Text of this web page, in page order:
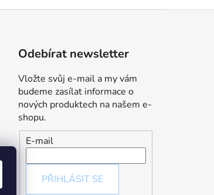
Odebírat newsletter
Vložte svůj e-mail a my vám
budeme zasílat informace o
nových produktech na našem e-
shopu.
E-mail
PŘIHLÁSIT SE